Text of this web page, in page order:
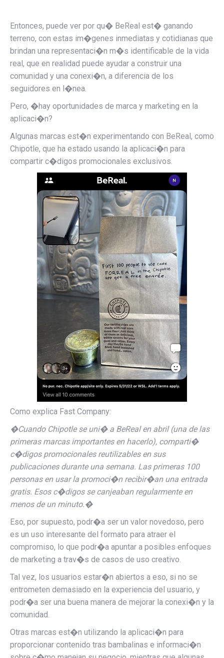
Entonces, puede ver por qu� BeReal est� ganando
terreno, con estas im�genes inmediatas y cotidianas que
brindan una representaci�n m�s identificable de la vida
real, que en realidad puede ayudar a construir una
comunidad y una conexi�n, a diferencia de los
seguidores en l�nea.
Pero, �hay oportunidades de marca y marketing en la
aplicaci�n?
Algunas marcas est�n experimentando con BeReal, como
Chipotle, que ha estado usando la aplicaci�n para
compartir c�digos promocionales exclusivos.
Como explica Fast Company:
�Cuando Chipotle se uni� a BeReal en abril (una de las
primeras marcas importantes en hacerlo), comparti�
c�digos promocionales reutilizables en sus
publicaciones durante una semana. Las primeras 100
personas en usar la promoci�n recibir�an una entrada
gratis. Esos c�digos se canjeaban regularmente en
menos de un minuto.�
Eso, por supuesto, podr�a ser un valor novedoso, pero
es un uso interesante del formato para atraer el
compromiso, lo que podr�a apuntar a posibles enfoques
de marketing a trav�s de casos de uso creativo.
Tal vez, los usuarios estar�n abiertos a eso, si no se
entrometen demasiado en la experiencia del usuario, y
podr�a ser una buena manera de mejorar la conexi�n y la
comunidad.
Otras marcas est�n utilizando la aplicaci�n para
proporcionar contenido tras bambalinas e informaci�n